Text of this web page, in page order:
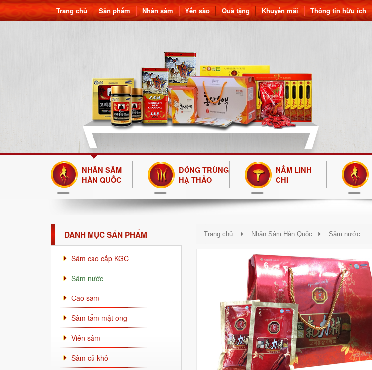
Trang chủ Sản phẩm Nhân sâm Yến sào Quà tặng Khuyến mãi Thông tin hữu ích
NHÂN SÂM
HÀN QUỐC
ĐÔNG TRÙNG
HẠ THẢO
NẤM LINH
CHI
DANH MỤC SẢN PHẨM
Sâm cao cấp KGC
Sâm nước
Cao sâm
Sâm tẩm mật ong
Viên sâm
Sâm củ khô
Trang chủ Nhân Sâm Hàn Quốc Sâm nước